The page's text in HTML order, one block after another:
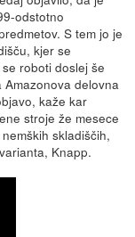
odstotno
S tem jo je
kjer se
roboti doslej še
delovna
kaže kar
stroje že mesece
skladiščih,
Knapp.